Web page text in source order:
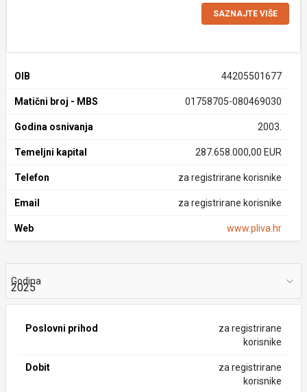
SAZNAJTE VIŠE
OIB 44205501677
Matični broj - MBS 01758705-080469030
Godina osnivanja 2003.
Temeljni kapital 287.658.000,00 EUR
Telefon za registrirane korisnike
Email za registrirane korisnike
Web www.pliva.hr
Godina
Poslovni prihod
za registrirane
korisnike
Dobit
za registrirane
korisnike